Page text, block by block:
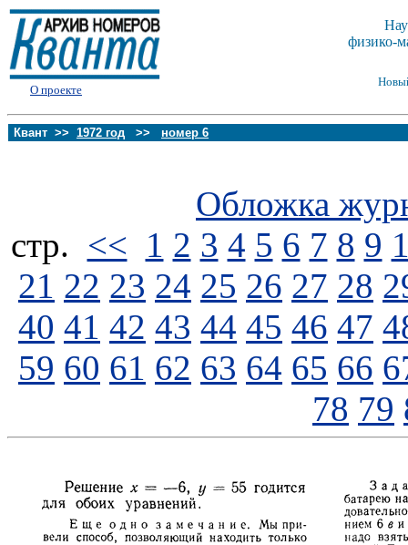
О проекте
физико-
Квант >> 1972 год >> номер 6
Обложка
стp. << 1 2 3 4 5 6 7 8 9
21 22 23 24 25 26 27 28
40 41 42 43 44 45 46 47
59 60 61 62 63 64 65 66
78 79